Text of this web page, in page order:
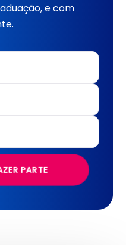
e com
PARTE